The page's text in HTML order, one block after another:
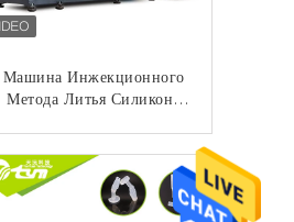
Машина Инжекционного
Метода Литья Силикона
Пасифирс Ниппели
Младенца
КОНТАКТ